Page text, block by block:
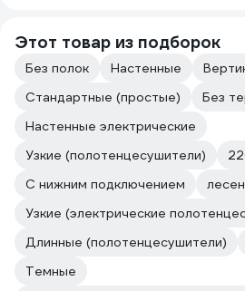
Этот товар из подборок
Без полок Настенные
Стандартные (простые)
Без
Настенные электрические
Узкие (полотенцесушители)
С нижним подключением
Узкие (электрические
Длинные (полотенцесушители)
Темные